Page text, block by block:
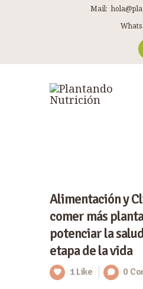
Mail:
Alimentación y
comer más
potenciar la
etapa de la vida
1 Like 0